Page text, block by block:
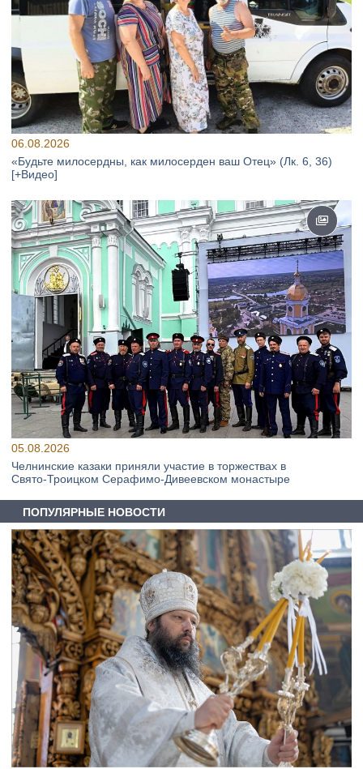
06.08.2026
«Будьте милосердны, как милосерден ваш Отец» (Лк. 6, 36)
[+Видео]
05.08.2026
Челнинские казаки приняли участие в торжествах в
Свято‑Троицком Серафимо‑Дивеевском монастыре
ПОПУЛЯРНЫЕ НОВОСТИ